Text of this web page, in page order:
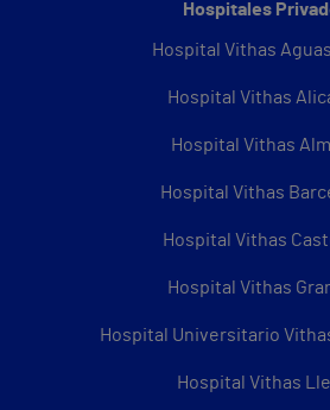
Hospitales
Hospital Vithas
Hospital Vithas
Hospital Vithas
Hospital Vithas
Hospital Vithas
Hospital Vithas
Hospital Universitario
Hospital Vithas